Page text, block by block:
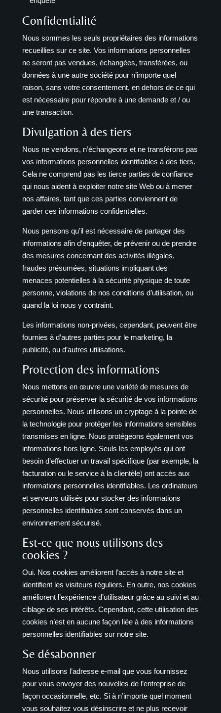
Confidentialité
Nous sommes les seuls propriétaires des informations
recueillies sur ce site. Vos informations personnelles
ne seront pas vendues, échangées, transférées, ou
données à une autre société pour n’importe quel
raison, sans votre consentement, en dehors de ce qui
est nécessaire pour répondre à une demande et / ou
une transaction.
Divulgation à des tiers
Nous ne vendons, n’échangeons et ne transférons pas
vos informations personnelles identifiables à des tiers.
Cela ne comprend pas les tierce parties de confiance
qui nous aident à exploiter notre site Web ou à mener
nos affaires, tant que ces parties conviennent de
garder ces informations confidentielles.
Nous pensons qu’il est nécessaire de partager des
informations afin d’enquêter, de prévenir ou de prendre
des mesures concernant des activités illégales,
fraudes présumées, situations impliquant des
menaces potentielles à la sécurité physique de toute
personne, violations de nos conditions d’utilisation, ou
quand la loi nous y contraint.
Les informations non-privées, cependant, peuvent être
fournies à d’autres parties pour le marketing, la
publicité, ou d’autres utilisations.
Protection des informations
Nous mettons en œuvre une variété de mesures de
sécurité pour préserver la sécurité de vos informations
personnelles. Nous utilisons un cryptage à la pointe de
la technologie pour protéger les informations sensibles
transmises en ligne. Nous protégeons également vos
informations hors ligne. Seuls les employés qui ont
besoin d’effectuer un travail spécifique (par exemple, la
facturation ou le service à la clientèle) ont accès aux
informations personnelles identifiables. Les ordinateurs
et serveurs utilisés pour stocker des informations
personnelles identifiables sont conservés dans un
environnement sécurisé.
Est-ce que nous utilisons des
cookies ?
Oui. Nos cookies améliorent l’accès à notre site et
identifient les visiteurs réguliers. En outre, nos cookies
améliorent l’expérience d’utilisateur grâce au suivi et au
ciblage de ses intérêts. Cependant, cette utilisation des
cookies n’est en aucune façon liée à des informations
personnelles identifiables sur notre site.
Se désabonner
Nous utilisons l’adresse e-mail que vous fournissez
pour vous envoyer des nouvelles de l’entreprise de
façon occasionnelle, etc. Si à n’importe quel moment
vous souhaitez vous désinscrire et ne plus recevoir